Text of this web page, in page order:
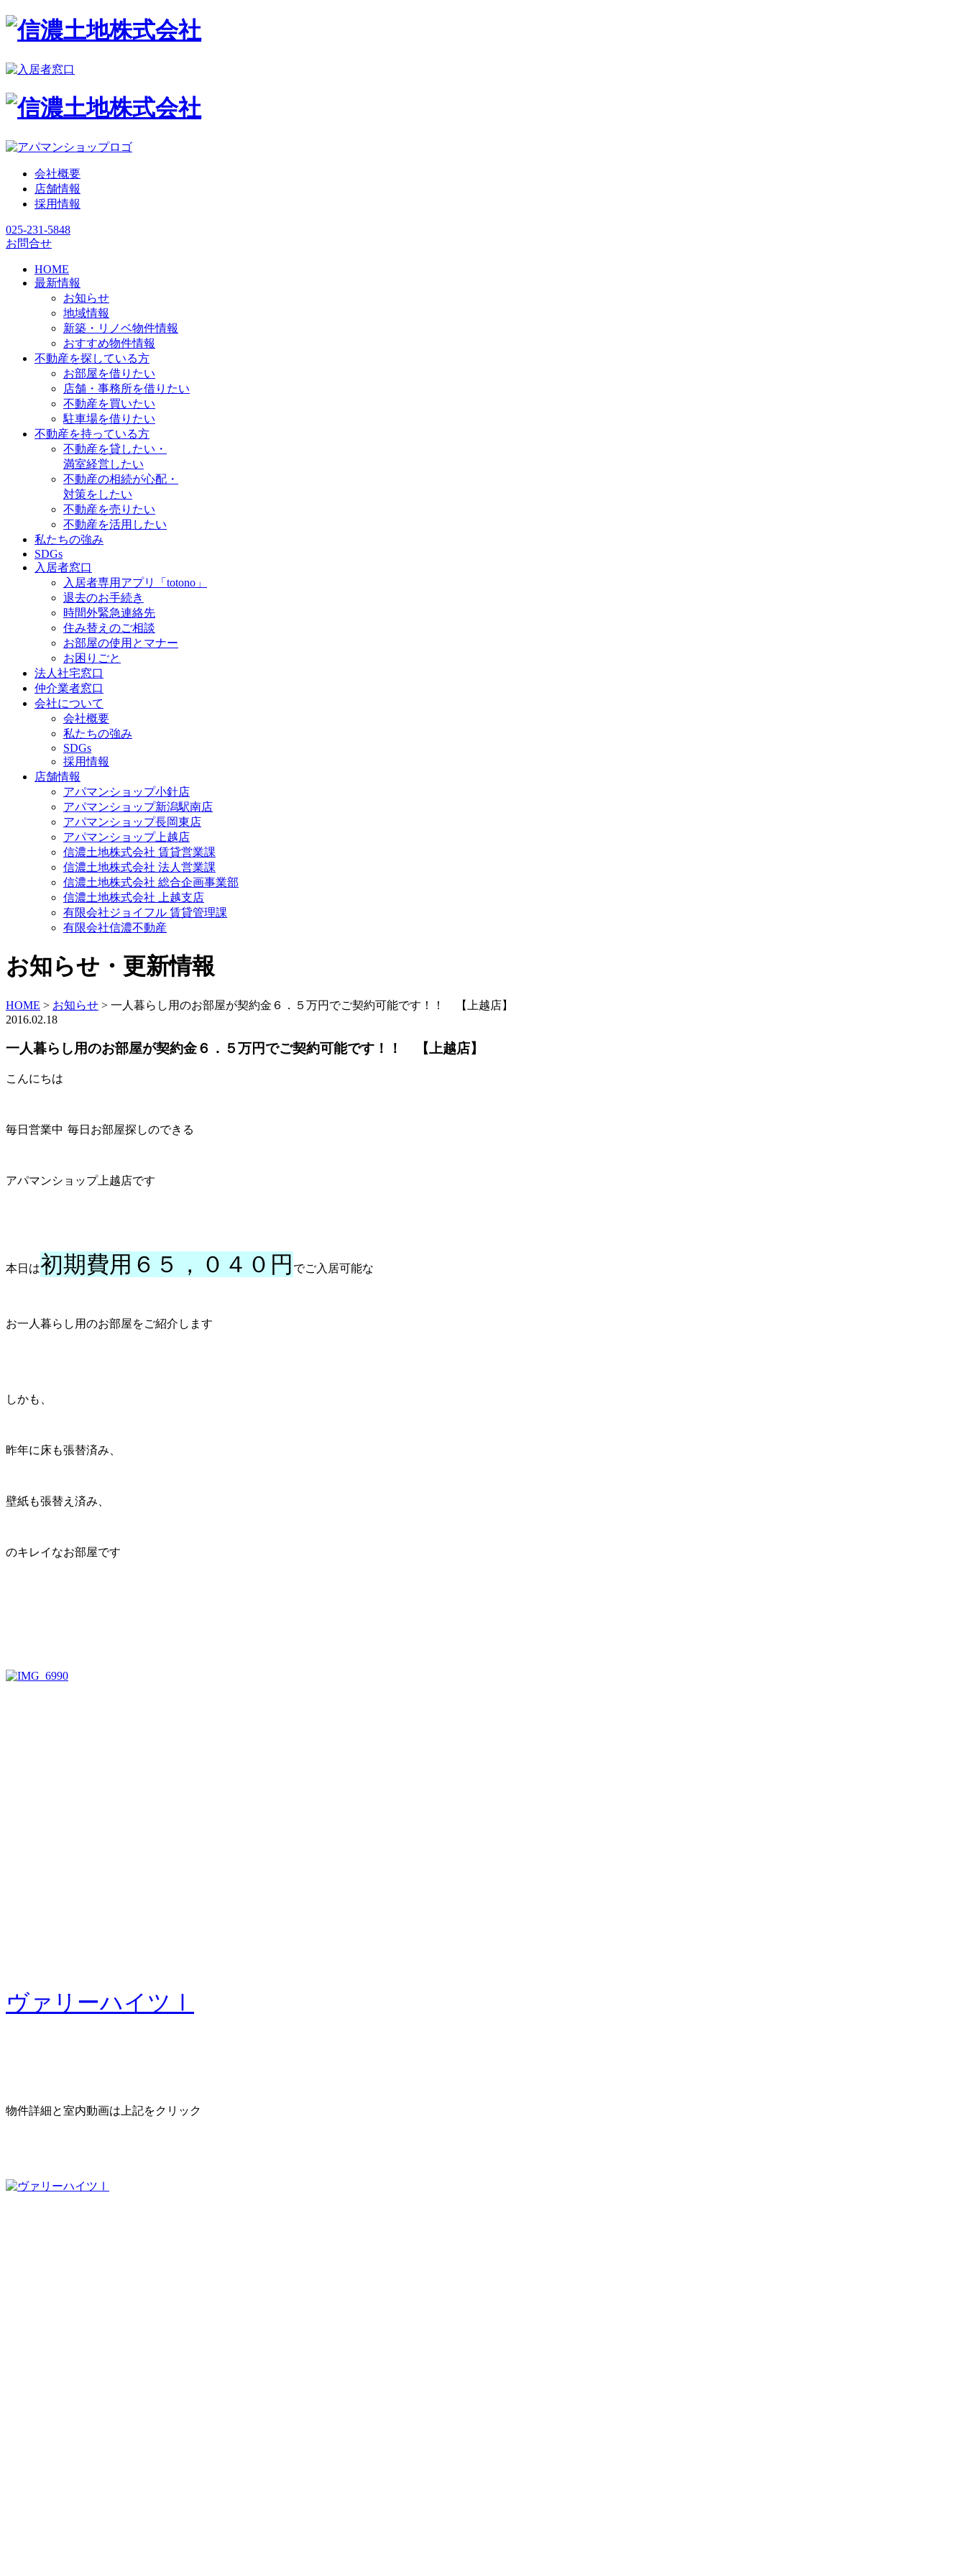
会社概要
店舗情報
採用情報
025-231-5848
お問合せ
HOME
最新情報
お知らせ
地域情報
新築・リノベ物件情報
おすすめ物件情報
不動産を探している方
お部屋を借りたい
店舗・事務所を借りたい
不動産を買いたい
駐車場を借りたい
不動産を持っている方
不動産を貸したい・
満室経営したい
不動産の相続が心配・
対策をしたい
不動産を売りたい
不動産を活用したい
私たちの強み
SDGs
入居者窓口
入居者専用アプリ「totono」
退去のお手続き
時間外緊急連絡先
住み替えのご相談
お部屋の使用とマナー
お困りごと
法人社宅窓口
仲介業者窓口
会社について
会社概要
私たちの強み
SDGs
採用情報
店舗情報
アパマンショップ小針店
アパマンショップ新潟駅南店
アパマンショップ長岡東店
アパマンショップ上越店
信濃土地株式会社 賃貸営業課
信濃土地株式会社 法人営業課
信濃土地株式会社 総合企画事業部
信濃土地株式会社 上越支店
有限会社ジョイフル 賃貸管理課
有限会社信濃不動産
お知らせ・更新情報
HOME > お知らせ > 一人暮らし用のお部屋が契約金６．５万円でご契約可能です！！ 【上越店】
2016.02.18
一人暮らし用のお部屋が契約金６．５万円でご契約可能です！！ 【上越店】
こんにちは
毎日営業中 毎日お部屋探しのできる
アパマンショップ上越店です
本日は初期費用６５，０４０円 でご入居可能な
お一人暮らし用のお部屋をご紹介します
しかも、
昨年に床も張替済み、
壁紙も張替え済み、
のキレイなお部屋です
ヴァリーハイツⅠ
物件詳細と室内動画は上記をクリック